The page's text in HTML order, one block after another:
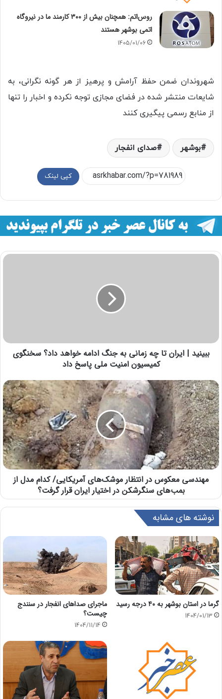
روس‌اتم: همچنان بیش از ۳۰۰ کارمند ما در نیروگاه
اتمی بوشهر هستند
1405/01/06
شهروندان ضمن حفظ آرامش و پرهیز از هر گونه نگرانی، به
شایعات منتشر شده در فضای مجازی توجه نکرده و اخبار را تنها
از منابع رسمی پیگیری کنند
بوشهر صدای انفجار
کپی لینک
ببینید | ایران تا چه زمانی به جنگ ادامه خواهد داد؟ سخنگوی
کمیسیون امنیت ملی پاسخ داد
مهندسی معکوس در انتظار موشک‌های آمریکایی/ کدام مدل از
بمب‌های سنگرشکن در اختیار ایران قرار گرفت؟
نوشته های مشابه
گرما در استان بوشهر به ۴۰ درجه رسید
1404/01/13
ماجرای صداهای انفجار در سنندج
چیست؟
1404/11/14